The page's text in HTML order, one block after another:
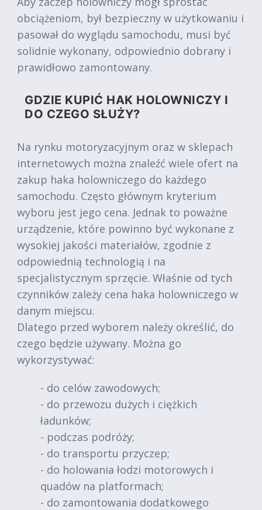
obciążeniom, był bezpieczny w użytkowaniu i
pasował do wyglądu samochodu, musi być
solidnie wykonany, odpowiednio dobrany i
prawidłowo zamontowany.
GDZIE KUPIĆ HAK HOLOWNICZY I
DO CZEGO SŁUŻY?
Na rynku motoryzacyjnym oraz w sklepach
internetowych można znaleźć wiele ofert na
zakup haka holowniczego do każdego
samochodu. Często głównym kryterium
wyboru jest jego cena. Jednak to poważne
urządzenie, które powinno być wykonane z
wysokiej jakości materiałów, zgodnie z
odpowiednią technologią i na
specjalistycznym sprzęcie. Właśnie od tych
czynników zależy cena haka holowniczego w
danym miejscu.
Dlatego przed wyborem należy określić, do
czego będzie używany. Można go
wykorzystywać:
- do celów zawodowych;
- do przewozu dużych i ciężkich
ładunków;
- podczas podróży;
- do transportu przyczep;
- do holowania łodzi motorowych i
quadów na platformach;
- do zamontowania dodatkowego